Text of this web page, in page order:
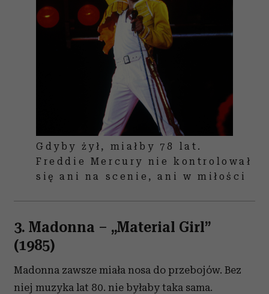
Gdyby żył, miałby 78 lat.
Freddie Mercury nie kontrolował
się ani na scenie, ani w miłości
3. Madonna – „Material Girl”
(1985)
Madonna zawsze miała nosa do przebojów. Bez
niej muzyka lat 80. nie byłaby taka sama.